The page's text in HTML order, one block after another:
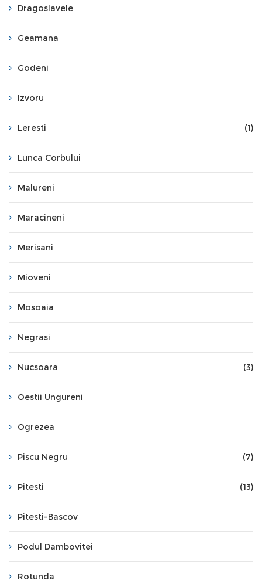
Dragoslavele
Geamana
Godeni
Izvoru
Leresti (1)
Lunca Corbului
Malureni
Maracineni
Merisani
Mioveni
Mosoaia
Negrasi
Nucsoara (3)
Oestii Ungureni
Ogrezea
Piscu Negru (7)
Pitesti (13)
Pitesti-Bascov
Podul Dambovitei
Rotunda